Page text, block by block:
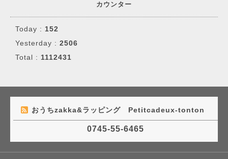
カウンター
Today : 152
Yesterday : 2506
Total : 1112431
おうちzakka&ラッピング Petitcadeux-tonton
0745-55-6465